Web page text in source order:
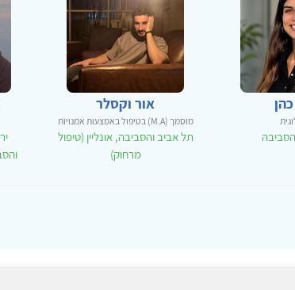
אור וקסלר
מוסמך (M.A) בטיפול באמצעות אמנויות
תל אביב והסביבה, אונליין (טיפול
מרחוק)